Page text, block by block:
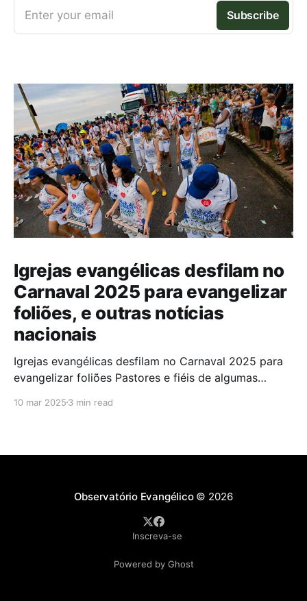
Enter your email Subscribe
Igrejas evangélicas desfilam no
Carnaval 2025 para evangelizar
foliões, e outras notícias
nacionais
Igrejas evangélicas desfilam no Carnaval 2025 para
evangelizar foliões Pastores e fiéis de algumas
2025 com blocos de bateria, utilizando a festa como
celebração. A presença de igrejas evangélicas
10 mar 2025 3 min read
Observatório Evangélico© 2026
Inscreva-se
Powered by Ghost